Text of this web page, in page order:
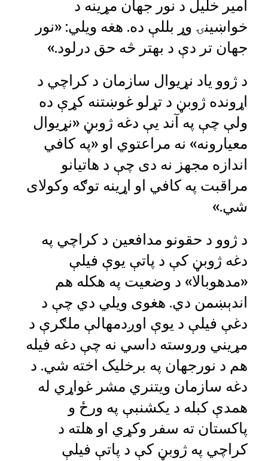
امير خليل د نور جهان مړينه د
خواښينۍ وړ بللې ده. هغه ويلي: «نور
جهان تر دې د بهتر څه حق درلود.»
د ژوو ياد نړيوال سازمان د کراچي د
اړونده ژوبڼ د تړلو غوښتنه کړې ده
ولې چې په آند يې دغه ژوبڼ «نړيوال
معيارونه» نه مراعتوي او «په کافي
اندازه مجهز نه دی چې د هاتيانو
مراقبت په کافي او اړينه توګه وکولای
شي.»
د ژوو د حقونو مدافعين د کراچي په
دغه ژوبڼ کې د پاتې يوې فيلې
«مدهوبالا» د وضعيت په هکله هم
اندېښمن دي. هغوی ويلي دي چې د
دغې فيلې د يوې اوږدمهالې ملګرې د
مړيني وروسته داسي نه چې دغه فيله
هم د نورجهان په برخليک اخته شي. د
دغه سازمان ويتنري مشر غواړي له
همدې کبله د يکشنبې په ورځ و
پاکستان ته سفر وکړي او هلته د
کراچي په ژوبڼ کې د پاتې فيلې